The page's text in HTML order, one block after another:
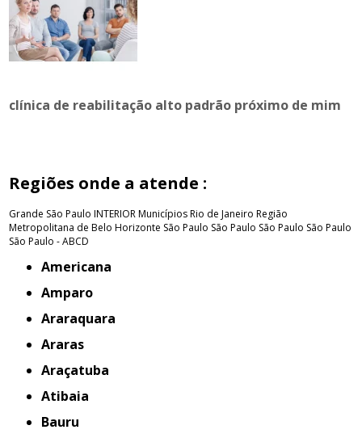
clínica de reabilitação alto padrão próximo de mim
Regiões onde a atende :
Grande São Paulo INTERIORMunicípios Rio de Janeiro Região
Metropolitana de Belo Horizonte São Paulo São Paulo São Paulo São Paulo
São Paulo - ABCD
Americana
Amparo
Araraquara
Araras
Araçatuba
Atibaia
Bauru